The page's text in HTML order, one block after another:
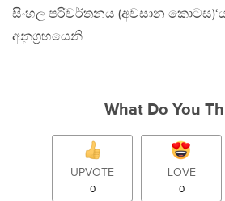
සිංහල පරිවර්තනය (අවසාන
අනුග‍්‍රහයෙනි
What Do You
UPVOTE
0
LOVE
0